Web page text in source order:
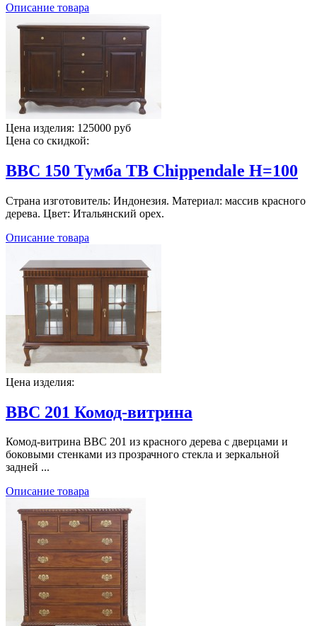
Описание товара
Цена изделия: 125000 руб
Цена со скидкой:
BBC 150 Тумба ТВ Chippendale H=100
Страна изготовитель: Индонезия. Материал: массив красного
дерева. Цвет: Итальянский орех.
Описание товара
Цена изделия:
BBC 201 Комод-витрина
Комод-витрина BBC 201 из красного дерева с дверцами и
боковыми стенками из прозрачного стекла и зеркальной
задней ...
Описание товара